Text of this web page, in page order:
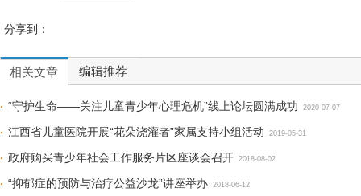
分享到：
相关文章 编辑推荐
“守护生命——关注儿童青少年心理危机”线上论坛圆满成功 2020-07-07
江西省儿童医院开展“花朵浇灌者”家属支持小组活动 2019-05-31
政府购买青少年社会工作服务片区座谈会召开 2018-08-02
“抑郁症的预防与治疗公益沙龙”讲座举办 2018-06-12